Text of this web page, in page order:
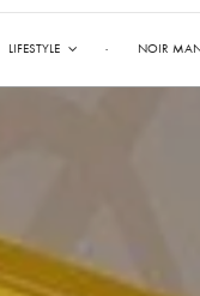
LIFESTYLE NOIR